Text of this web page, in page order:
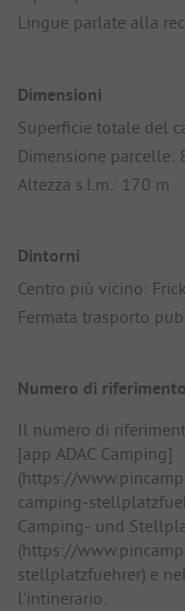
Lingue parlate alla
Dimensioni
Superficie totale del
Dimensione parcelle:
Altezza s.l.m.: 170 m
Dintorni
Centro più vicino:
Fermata trasporto
Numero di
Il numero di
[app ADAC Camping]
(https://
camping-
Camping- und
(https://
stellplatzfuehrer) e
l'intinerario.